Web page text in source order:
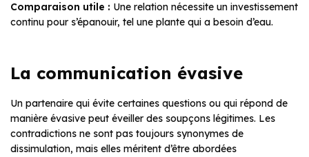
Comparaison utile : Une relation nécessite un investissement
continu pour s’épanouir, tel une plante qui a besoin d’eau.
La communication évasive
Un partenaire qui évite certaines questions ou qui répond de
manière évasive peut éveiller des soupçons légitimes. Les
contradictions ne sont pas toujours synonymes de
dissimulation, mais elles méritent d’être abordées